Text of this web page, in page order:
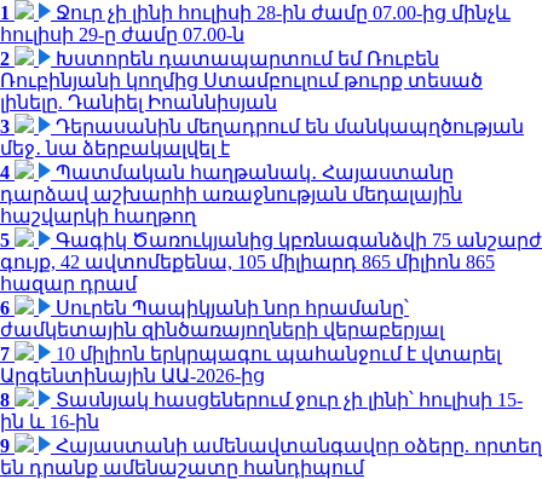
1
Ջուր չի լինի հուլիսի 28-ին ժամը 07.00-ից մինչև
հուլիսի 29-ը ժամը 07.00-ն
2
Խստորեն դատապարտում եմ Ռուբեն
Ռուբինյանի կողմից Ստամբուլում թուրք տեսած
լինելը. Դանիել Իոաննիսյան
3
Դերասանին մեղադրում են մանկապղծության
մեջ․ նա ձերբակալվել է
4
Պատմական հաղթանակ․ Հայաստանը
դարձավ աշխարհի առաջնության մեդալային
հաշվարկի հաղթող
5
Գագիկ Ծառուկյանից կբռնագանձվի 75 անշարժ
գույք, 42 ավտոմեքենա, 105 միլիարդ 865 միլիոն 865
հազար դրամ
6
Սուրեն Պապիկյանի նոր հրամանը՝
ժամկետային զինծառայողների վերաբերյալ
7
10 միլիոն երկրպագու պահանջում է վտարել
Արգենտինային ԱԱ-2026-ից
8
Տասնյակ հասցեներում ջուր չի լինի՝ հուլիսի 15-
ին և 16-ին
9
Հայաստանի ամենավտանգավոր օձերը. որտեղ
են դրանք ամենաշատը հանդիպում